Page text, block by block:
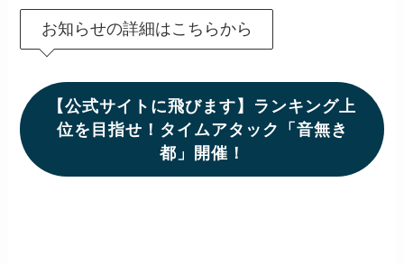
お知らせの詳細はこちらから
【公式サイトに飛びます】ランキング上
位を目指せ！タイムアタック「音無き
都」開催！